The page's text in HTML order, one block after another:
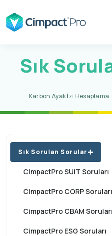
Sık
Karbon Ayak İzi Hesaplama
Sık Sorulan Sorular
CimpactPro SUIT Soruları
CimpactPro CORP Soruları
CimpactPro CBAM Soruları
CimpactPro ESG Soruları